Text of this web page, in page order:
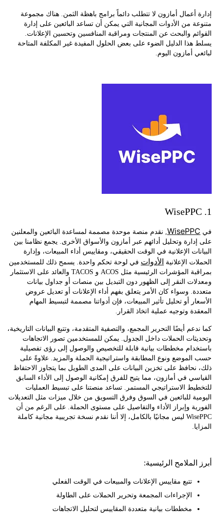
أعمال أمازون لا تتطلب دائماً برامج باهظة الثمن. هناك مجموعة
من الأدوات المجانية التي يمكن أن تساعد البائعين على إدارة
والبحث عن المنتجات ومراقبة المنافسين وتحسين الإعلانات.
الدليل الضوء على بعض الحلول المفيدة غير المكلفة المتاحة
أمازون اليوم.
, نقدم منصة موحدة مصممة لمساعدة البائعين والمعلنين
وتحليل أدائهم عبر أمازون والأسواق الأخرى. يجمع نظامنا بين
الإعلانية في الوقت الحقيقي، ومقاييس أداء المبيعات، وإدارة
الإعلانية الأدوات
في لوحة تحكم واحدة. يسمح ذلك للمستخدمين
بمراقبة المؤشرات الرئيسية مثل ACOS و TACOS والعائد على الاستثمار
النقر إلى الظهور دون التبديل بين منصات أو جداول بيانات
وسواء كان الأمر يتعلق بفهم أداء الإعلانات أو تعديل عروض
أو تحليل تأثير المبيعات، فإن أدواتنا مصممة لتبسيط المهام
وتوجيه عملية اتخاذ القرار.
أيضًا التحرير المجمع، والتصفية المتقدمة، وتتبع البيانات التاريخية،
الحملات داخل الجدول. يمكن للمستخدمين تصور الاتجاهات
مخططات بيانية قابلة للتخصيص والوصول إلى رؤى تفصيلية
ونوع المطابقة واستراتيجية الحملة والمزيد. علاوةً على
على تخزين البيانات على المدى الطويل بما يتجاوز الاحتفاظ
في أمازون، مما يتيح للفرق إمكانية الوصول إلى الأداء السابق
الاستراتيجي المستمر. تساعد منصتنا على تبسيط العمليات
للبائعين في السوق وفرق التسويق من خلال ميزات مثل التعديلات
وإبراز الأداء والتفاصيل على مستوى الحملة. على الرغم من أن
WisePPC ليس مجانيًا بالكامل، إلا أننا نقدم نسخة تجريبية مجانية كاملة
الرئيسية:
تتبع مقاييس الإعلانات والمبيعات في الوقت الفعلي
الإجراءات المجمعة وتحرير الحملات على الطاولة
مخططات بيانية متعددة المقاييس لتحليل الاتجاهات